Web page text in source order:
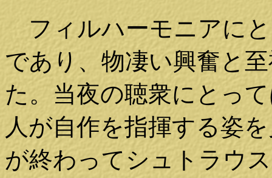
フィルハーモニアに
であり、物凄い興奮と
た。当夜の聴衆にとっ
人が自作を指揮する姿
が終わってシュトラウ